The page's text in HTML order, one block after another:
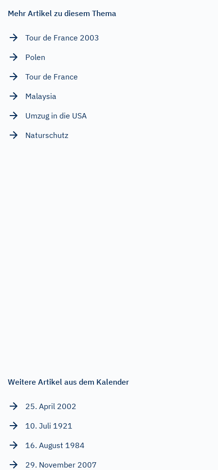
Mehr Artikel zu diesem Thema
Tour de France 2003
Polen
Tour de France
Malaysia
Umzug in die USA
Naturschutz
Weitere Artikel aus dem Kalender
25. April 2002
10. Juli 1921
16. August 1984
29. November 2007